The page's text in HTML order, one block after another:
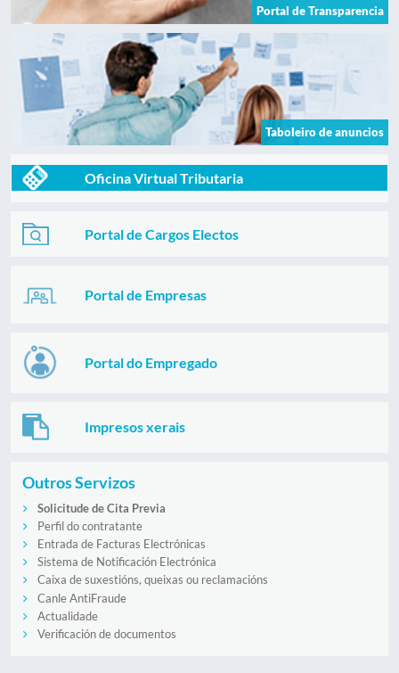
Portal de Transparencia
Taboleiro de anuncios
Oficina Virtual Tributaria
Portal de Cargos Electos
Portal de Empresas
Portal do Empregado
Impresos xerais
Outros Servizos
Solicitude de Cita Previa
Perfil do contratante
Entrada de Facturas Electrónicas
Sistema de Notificación Electrónica
Caixa de suxestións, queixas ou reclamacións
Canle AntiFraude
Actualidade
Verificación de documentos